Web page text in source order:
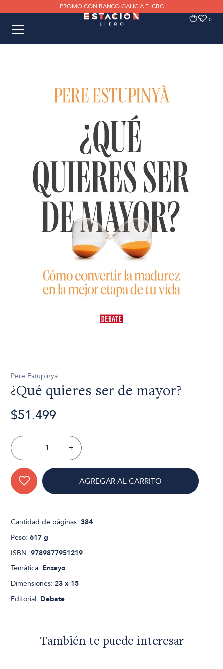
PROMO CON BANCO GALICIA E ICBC
0 0
Pere Estupinya
¿Qué quieres ser de mayor?
$51.499
- +
AGREGAR AL CARRITO
Cantidad de páginas:384
Peso:617 g
ISBN:9789877951219
Temática: Ensayo
Dimensiones:23 x 15
Editorial: Debate
También te puede interesar